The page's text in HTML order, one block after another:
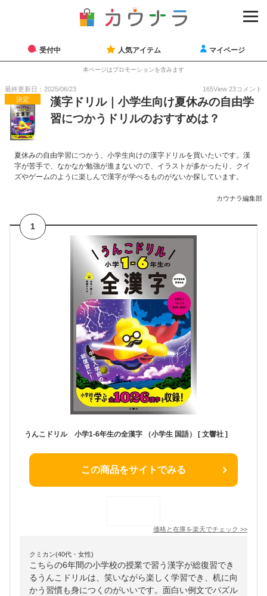
受付中 人気アイテム マイページ
本ページはプロモーションを含みます
最終更新日：2025/06/23 165View 23コメント
決定
漢字ドリル｜小学生向け夏休みの自由学
習につかうドリルのおすすめは？
夏休みの自由学習につかう、小学生向けの漢字ドリルを買いたいです。漢
字が苦手で、なかなか勉強が進まないので、イラストが多かったり、クイ
ズやゲームのように楽しんで漢字が学べるものがないか探しています。
カウナラ編集部
1
うんこドリル 小学1-6年生の全漢字 （小学生 国語） [ 文響社 ]
この商品をサイトでみる
価格と在庫を楽天でチェック >>
クミカン(40代・女性)
こちらの6年間の小学校の授業で習う漢字が総復習でき
るうんこドリルは、笑いながら楽しく学習でき、机に向
かう習慣も身につくのがいいです。面白い例文でパズル